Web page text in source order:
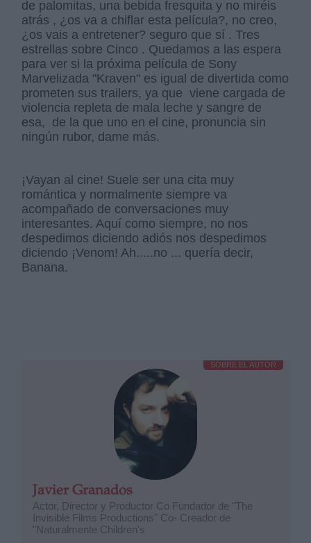
de palomitas, una bebida fresquita y no miréis
atrás , ¿os va a chiflar esta película?, no creo,
¿os vais a entretener? seguro que sí . Tres
estrellas sobre Cinco . Quedamos a las espera
para ver si la próxima película de Sony
Marvelizada "Kraven" es igual de divertida como
prometen sus trailers, ya que viene cargada de
violencia repleta de mala leche y sangre de
esa, de la que uno en el cine, pronuncia sin
ningún rubor, dame más.
¡Vayan al cine! Suele ser una cita muy
romántica y normalmente siempre va
acompañado de conversaciones muy
interesantes. Aquí como siempre, no nos
despedimos diciendo adiós nos despedimos
diciendo ¡Venom! Ah.....no ... quería decir,
Banana.
SOBRE EL AUTOR
Javier Granados
Actor, Director y Productor Co Fundador de "The
Invisible Films Productions" Co- Creador de
"Naturalmente Children's